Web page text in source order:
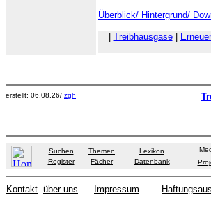
Überblick/ Hintergrund/
Treibhausgase|
erstellt: 06.08.26/ zgh
Suchen Themen
Lexikon
Register
Fächer Datenbank
Kontakt über uns Impressum